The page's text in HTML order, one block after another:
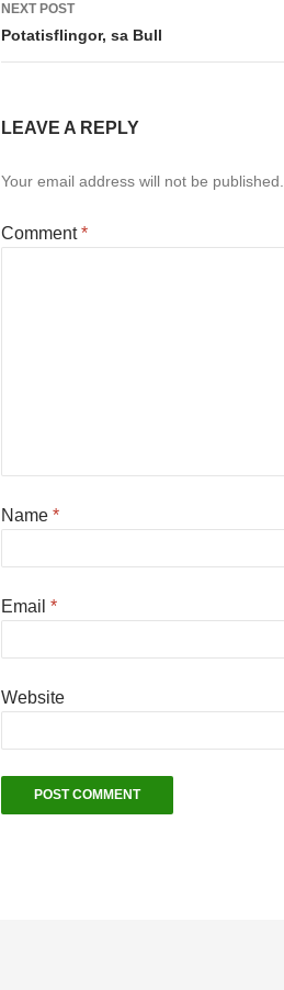
NEXT POST
Potatisflingor, sa Bull
LEAVE A REPLY
Your email address will not be published.
Comment*
Name *
Email *
Website